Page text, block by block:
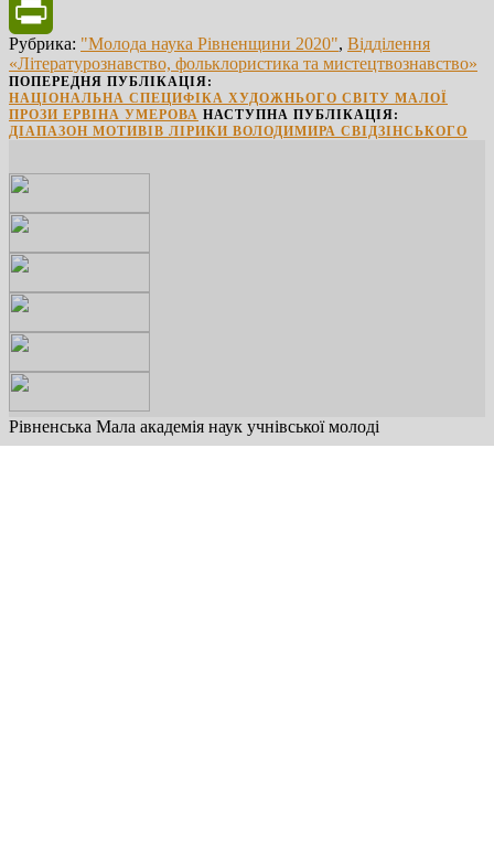
Facebook
PrintFriendly
Рубрика: "Молода наука Рівненщини 2020", Відділення
«Літературознавство, фольклористика та мистецтвознавство»
ПОПЕРЕДНЯ ПУБЛІКАЦІЯ:
НАЦІОНАЛЬНА СПЕЦИФІКА ХУДОЖНЬОГО СВІТУ МАЛОЇ
ПРОЗИ ЕРВІНА УМЕРОВА НАСТУПНА ПУБЛІКАЦІЯ:
ДІАПАЗОН МОТИВІВ ЛІРИКИ ВОЛОДИМИРА СВІДЗІНСЬКОГО
Рівненська Мала академія наук учнівської молоді